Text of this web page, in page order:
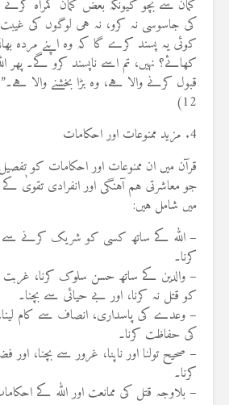
گمان سے بچو کیونکہ بعض گمان گمراہ
کی جاسوسی نہ کرو، نہ ہی لوگوں کی
کوئی یہ پسند کرے گا کہ وہ اپنے مردہ
کھائے؟ نہیں، تم اسے ناپسند کرو گے۔ پھر
12)
4. مزید ممنوعات اور احکامات
قرآن میں ان ممنوعات اور احکامات کو
جو معاشرتی ہم آہنگی اور انفرادی تقویٰ
میں شامل ہیں:
– اللہ کے ساتھ کسی کو شریک کرنے سے
کرنا۔
– والدین کے ساتھ حسن سلوک کرنا،
کو قتل نہ کرنا، اور بے حیائی سے بچنا۔
– وعدے کی پاسداری، انصاف سے کام
کی حفاظت کرنا۔
– صحیح تولنا اور ناپنا، غرور سے بچنا،
کرنا۔
– بلاوجہ قتل کی ممانعت اور اللہ کے